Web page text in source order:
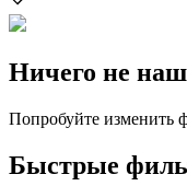
Ничего не
Попробуйте изменить
Быстрые